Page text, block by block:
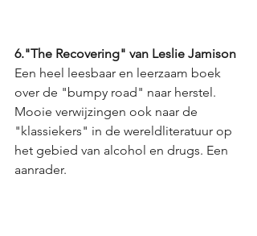
6."The Recovering" van Leslie Jamison
Een heel leesbaar en leerzaam boek
over de "bumpy road" naar herstel.
Mooie verwijzingen ook naar de
"klassiekers" in de wereldliteratuur op
het gebied van alcohol en drugs. Een
aanrader.